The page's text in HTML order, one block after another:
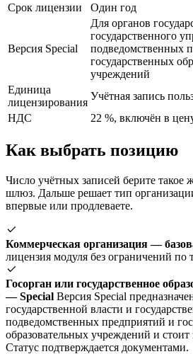
Срок лицензии
Один год
Версия Special
Для органов
государственного
подведомственных
государственных
учреждений
Единица
лицензирования
Учётная запись
НДС
22 %, включён в
Как выбрать позицию
Число учётных записей берите такое
шлюз. Дальше решает тип
впервые или продлеваете.
Коммерческая организация —
лицензия модуля без ограничений по
Госорган или государственное
— Special Версия Special
государственной власти и
подведомственных предприятий и
образовательных учреждений и стоит
Статус подтверждается документами.